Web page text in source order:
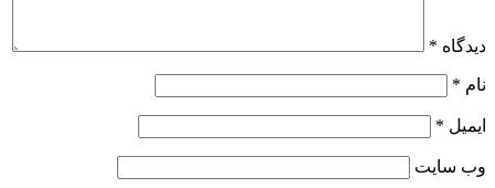
دیدگاه *
نام *
ایمیل *
وب‌ سایت